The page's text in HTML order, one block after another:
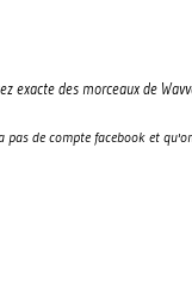
exacte des morceaux de
de compte facebook et